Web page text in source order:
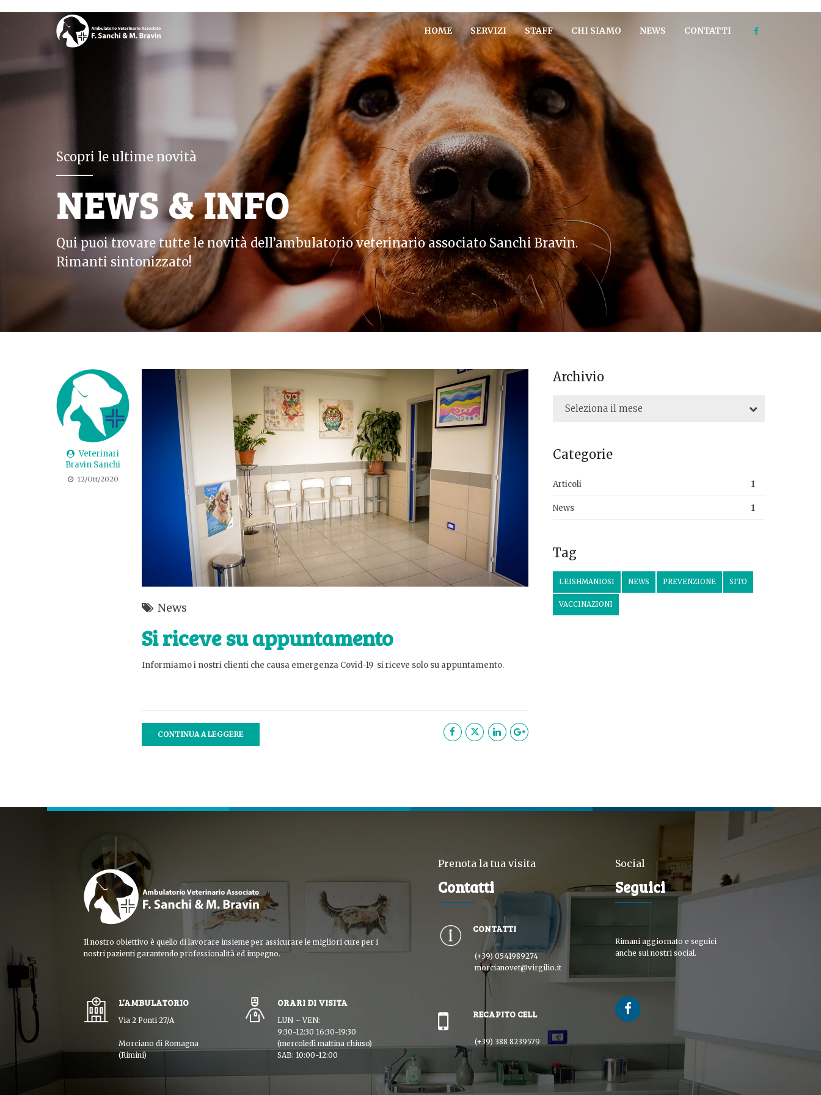
HOME SERVIZI STAFF CHI SIAMO NEWS CONTATTI
Scopri le ultime novità
NEWS & INFO
Qui puoi trovare tutte le novità dell’ambulatorio veterinario associato Sanchi Bravin.
Rimanti sintonizzato!
Veterinari
Bravin Sanchi
12/Ott/2020
News
Si riceve su appuntamento
Informiamo i nostri clienti che causa emergenza Covid-19 si riceve solo su appuntamento.
CONTINUA A LEGGERE
Archivio
Seleziona il mese
Categorie
Articoli 1
News 1
Tag
LEISHMANIOSI NEWS PREVENZIONE SITO
VACCINAZIONI
Il nostro obiettivo è quello di lavorare insieme per assicurare le migliori cure per i
nostri pazienti garantendo professionalità ed impegno.
L’AMBULATORIO
Via 2 Ponti 27/A
Morciano di Romagna
(Rimini)
ORARI DI VISITA
LUN – VEN:
9:30-12:30 16:30-19:30
(mercoledì mattina chiuso)
SAB: 10:00-12:00
Prenota la tua visita
Contatti
CONTATTI
(+39) 0541989274
morcianovet@virgilio.it
RECAPITO CELL
(+39) 388 8239579
Social
Seguici
Rimani aggiornato e seguici
anche sui nostri social.